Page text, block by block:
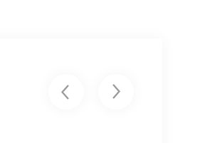
Обожаю вас! начиная от
клиентоориентированность